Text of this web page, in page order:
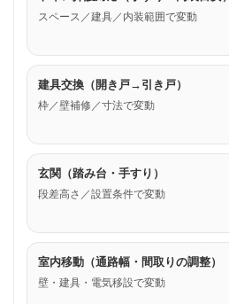
スペース／建具／内装範囲で変動
建具交換（開き戸→引き戸）
枠／壁補修／寸法で変動
玄関（踏み台・手すり）
段差高さ／設置条件で変動
室内移動（通路幅・間取りの調整）
壁・建具・電気移設で変動